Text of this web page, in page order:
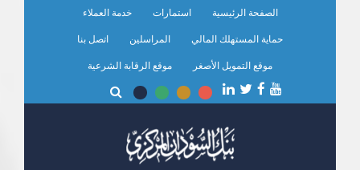
الصفحة الرئيسية استمارات خدمة العملاء
حماية المستهلك المالي المراسلين اتصل بنا
موقع التمويل الأصغر موقع الرقابة الشرعية